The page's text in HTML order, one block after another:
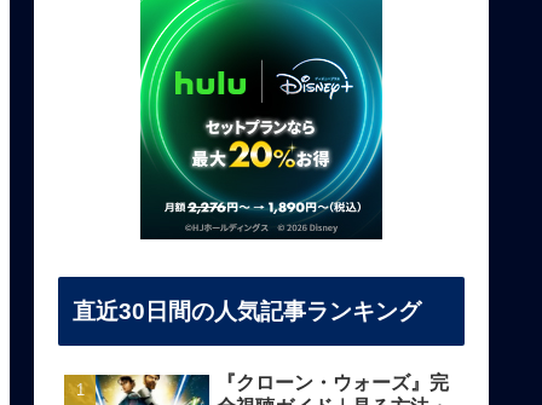
直近30日間の人気記事ランキング
『クローン・ウォーズ』完